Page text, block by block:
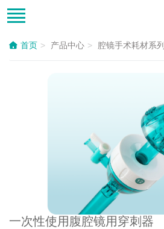
首页 产品中心 腔镜手术耗材系列
一次性使用腹腔镜用穿刺器